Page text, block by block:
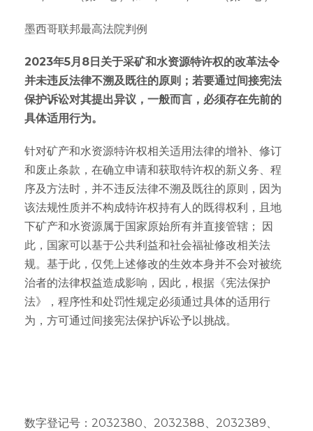
墨西哥联邦最高法院判例
2023年5月8日关于采矿和水资源特许权的改革法令
并未违反法律不溯及既往的原则；若要通过间接宪法
保护诉讼对其提出异议，一般而言，必须存在先前的
具体适用行为。
针对矿产和水资源特许权相关适用法律的增补、修订
和废止条款，在确立申请和获取特许权的新义务、程
序及方法时，并不违反法律不溯及既往的原则，因为
该法规性质并不构成特许权持有人的既得权利，且地
下矿产和水资源属于国家原始所有并直接管辖； 因
此，国家可以基于公共利益和社会福祉修改相关法
规。基于此，仅凭上述修改的生效本身并不会对被统
治者的法律权益造成影响，因此，根据《宪法保护
法》，程序性和处罚性规定必须通过具体的适用行
为，方可通过间接宪法保护诉讼予以挑战。
数字登记号：2032380、2032388、2032389、